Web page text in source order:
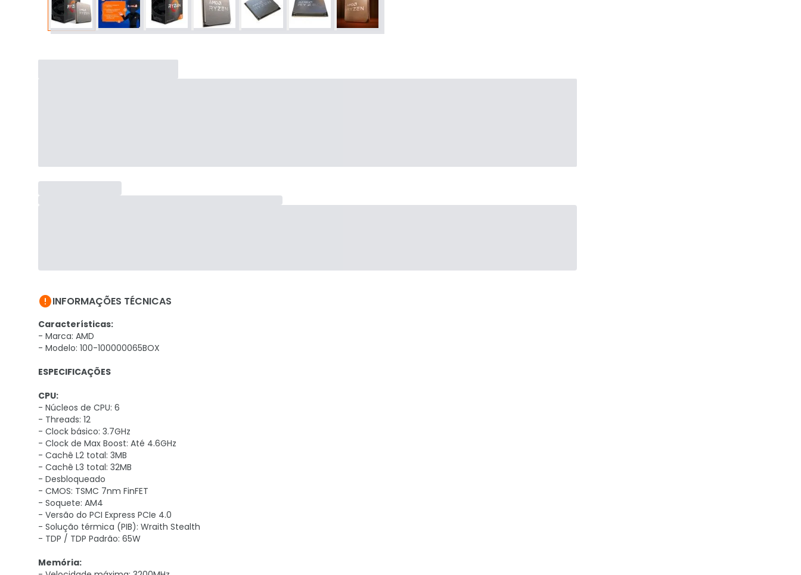
INFORMAÇÕES TÉCNICAS
Características:
- Marca: AMD
- Modelo: 100-100000065BOX
ESPECIFICAÇÕES
CPU:
- Núcleos de CPU: 6
- Threads: 12
- Clock básico: 3.7GHz
- Clock de Max Boost: Até 4.6GHz
- Cachê L2 total: 3MB
- Cachê L3 total: 32MB
- Desbloqueado
- CMOS: TSMC 7nm FinFET
- Soquete: AM4
- Versão do PCI Express PCIe 4.0
- Solução térmica (PIB): Wraith Stealth
- TDP / TDP Padrão: 65W
Memória: